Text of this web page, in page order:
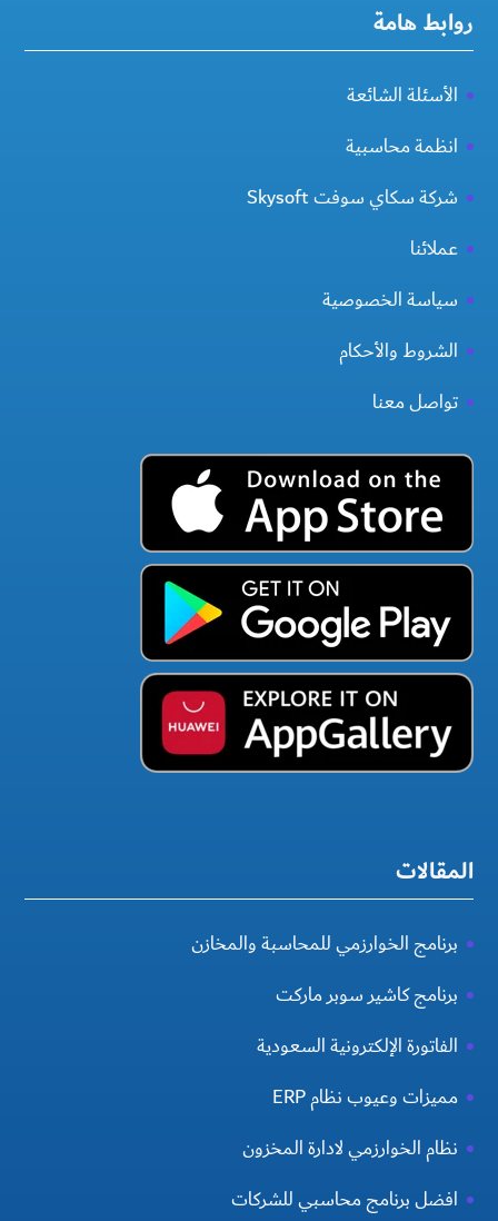
روابط هامة
الأسئلة الشائعة
انظمة محاسبية
شركة سكاي سوفت Skysoft
عملائنا
سياسة الخصوصية
الشروط والأحكام
تواصل معنا
المقالات
برنامج الخوارزمي للمحاسبة والمخازن
برنامج كاشير سوبر ماركت
الفاتورة الإلكترونية السعودية
مميزات وعيوب نظام ERP
نظام الخوارزمي لادارة المخزون
افضل برنامج محاسبي للشركات